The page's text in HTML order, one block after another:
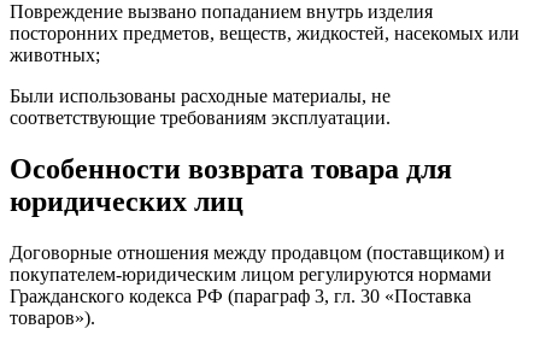
Повреждение вызвано попаданием внутрь изделия
посторонних предметов, веществ, жидкостей, насекомых или
животных;
Были использованы расходные материалы, не
соответствующие требованиям эксплуатации.
Особенности возврата товара для
юридических лиц
Договорные отношения между продавцом (поставщиком) и
покупателем-юридическим лицом регулируются нормами
Гражданского кодекса РФ (параграф 3, гл. 30 «Поставка
товаров»).